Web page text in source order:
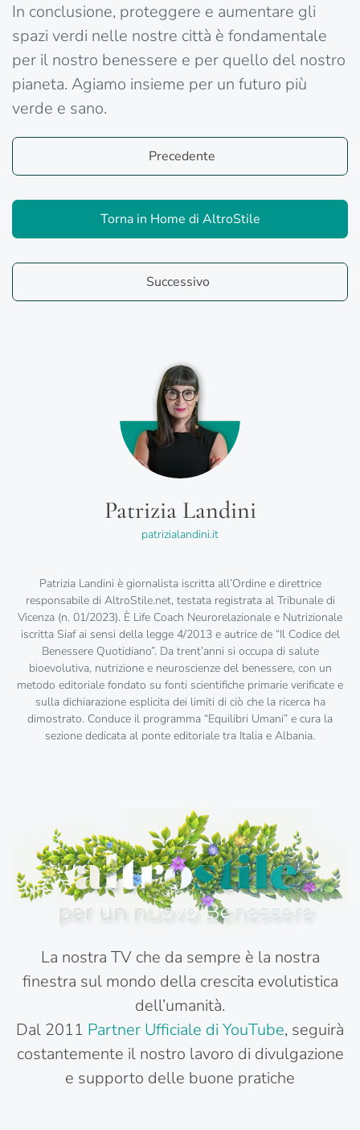
In conclusione, proteggere e aumentare gli
spazi verdi nelle nostre città è fondamentale
per il nostro benessere e per quello del nostro
pianeta. Agiamo insieme per un futuro più
verde e sano.
Precedente
Torna in Home di AltroStile
Successivo
Patrizia Landini
patrizialandini.it
Patrizia Landini è giornalista iscritta all’Ordine e direttrice
responsabile di AltroStile.net, testata registrata al Tribunale di
Vicenza (n. 01/2023). È Life Coach Neurorelazionale e Nutrizionale
iscritta Siaf ai sensi della legge 4/2013 e autrice de “Il Codice del
Benessere Quotidiano”. Da trent’anni si occupa di salute
bioevolutiva, nutrizione e neuroscienze del benessere, con un
metodo editoriale fondato su fonti scientifiche primarie verificate e
sulla dichiarazione esplicita dei limiti di ciò che la ricerca ha
dimostrato. Conduce il programma “Equilibri Umani” e cura la
sezione dedicata al ponte editoriale tra Italia e Albania.
La nostra TV che da sempre è la nostra
finestra sul mondo della crescita evolutistica
dell’umanità.
Dal 2011 Partner Ufficiale di YouTube, seguirà
costantemente il nostro lavoro di divulgazione
e supporto delle buone pratiche